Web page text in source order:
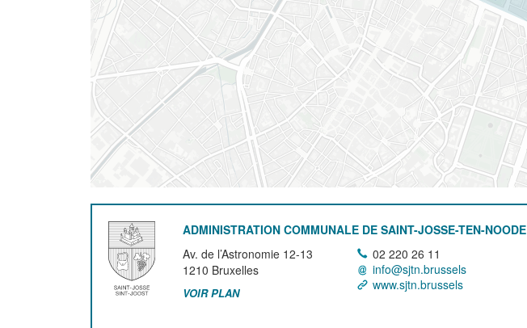
ADMINISTRATION COMMUNALE DE SAINT-JOSSE-TEN-NOODE
Av. de l’Astronomie 12-13
1210 Bruxelles
VOIR PLAN
02 220 26 11
info@sjtn.brussels
www.sjtn.brussels